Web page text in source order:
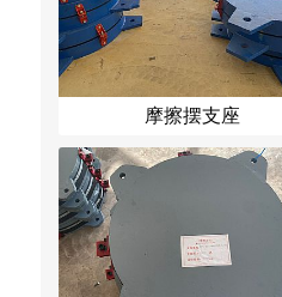
摩擦摆支座